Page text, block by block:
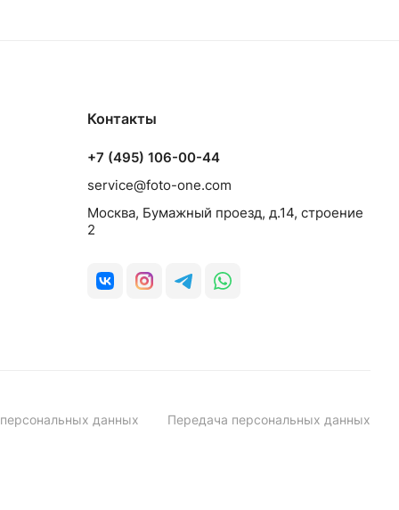
Контакты
+7 (495) 106-00-44
service@foto-one.com
Москва, Бумажный проезд, д.14, строение
2
данных Передача персональных данных